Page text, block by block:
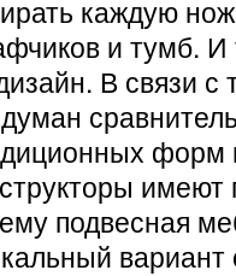
каждую
и тумб. И
В связи с
форм
имеют
подвесная
вариант